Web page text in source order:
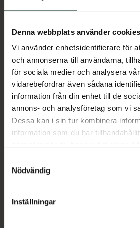
Denna webbplats använder cookies
Vi använder enhetsidentifierare för
och annonserna till användarna,
för sociala medier och analysera
vidarebefordrar även sådana
information från din enhet till de
annons- och analysföretag som vi
Dessa kan i sin tur kombinera
information som du har
återkalla ditt samtycke via
cookieinställningar. Ett återkallat
lagligheten av behandling som
Nödvändig
Inställningar
Beskrivning
Läs alltid bipacksedeln
användning.
EAN:06430017150483